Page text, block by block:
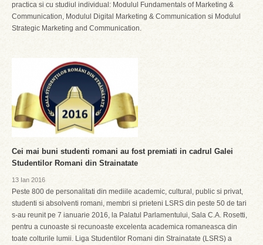
practica si cu studiul individual: Modulul Fundamentals of Marketing &
Communication, Modulul Digital Marketing & Communication si Modulul
Strategic Marketing and Communication.
Cei mai buni studenti romani au fost premiati in cadrul Galei
Studentilor Romani din Strainatate
13 Ian 2016
Peste 800 de personalitati din mediile academic, cultural, public si privat,
studenti si absolventi romani, membri si prieteni LSRS din peste 50 de tari
s-au reunit pe 7 ianuarie 2016, la Palatul Parlamentului, Sala C.A. Rosetti,
pentru a cunoaste si recunoaste excelenta academica romaneasca din
toate colturile lumii. Liga Studentilor Romani din Strainatate (LSRS) a